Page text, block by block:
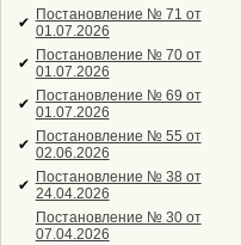
✔ Постановление № 71 от
01.07.2026
✔ Постановление № 70 от
01.07.2026
✔ Постановление № 69 от
01.07.2026
✔ Постановление № 55 от
02.06.2026
✔ Постановление № 38 от
24.04.2026
Постановление № 30 от
07.04.2026